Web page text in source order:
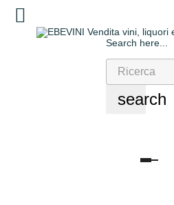
Search here...
search